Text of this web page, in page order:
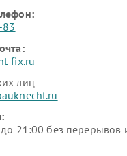
fix.ru
лиц
21:00 без перерывов